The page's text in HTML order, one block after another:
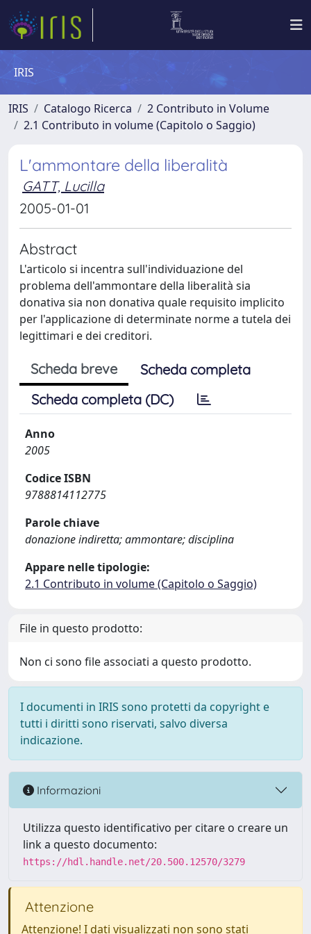
IRIS
IRIS Catalogo Ricerca
2 Contributo in Volume
2.1 Contributo in volume (Capitolo o Saggio)
L'ammontare della liberalità
GATT, Lucilla
2005-01-01
Abstract
L'articolo si incentra sull'individuazione del
problema dell'ammontare della liberalità sia
donativa sia non donativa quale requisito implicito
per l'applicazione di determinate norme a tutela dei
legittimari e dei creditori.
Scheda breve
Scheda completa
Scheda completa (DC)
Anno
2005
Codice ISBN
9788814112775
Parole chiave
donazione indiretta; ammontare; disciplina
Appare nelle tipologie:
2.1 Contributo in volume (Capitolo o Saggio)
File in questo prodotto:
Non ci sono file associati a questo prodotto.
I documenti in IRIS sono protetti da copyright e
tutti i diritti sono riservati, salvo diversa
indicazione.
Informazioni
Utilizza questo identificativo per citare o creare un
link a questo documento:
https://hdl.handle.net/20.500.12570/3279
Attenzione
Attenzione! I dati visualizzati non sono stati